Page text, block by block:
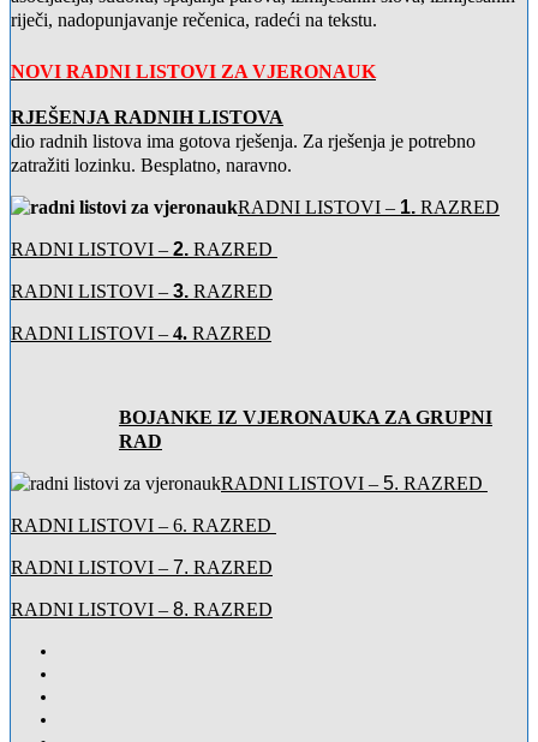
riječi, nadopunjavanje rečenica, radeći na tekstu.
NOVI RADNI LISTOVI ZA VJERONAUK
RJEŠENJA RADNIH LISTOVA
dio radnih listova ima gotova rješenja. Za rješenja je potrebno
zatražiti lozinku. Besplatno, naravno.
RADNI LISTOVI – 1. RAZRED
RADNI LISTOVI – 2. RAZRED
RADNI LISTOVI – 3. RAZRED
RADNI LISTOVI – 4. RAZRED
BOJANKE IZ VJERONAUKA ZA GRUPNI
RAD
RADNI LISTOVI – 5. RAZRED
RADNI LISTOVI – 6. RAZRED
RADNI LISTOVI – 7. RAZRED
RADNI LISTOVI – 8. RAZRED